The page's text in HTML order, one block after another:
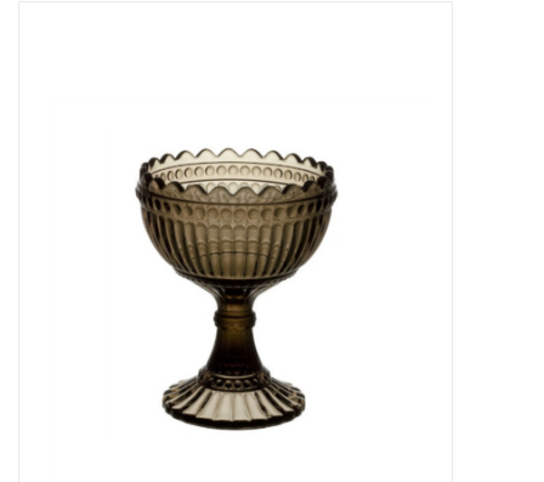
HEALTHY LIVING 健康家居
LATEST ARRIVALS 最新扺港